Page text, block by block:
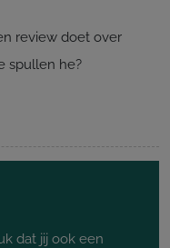
review doet over
spullen he?
dat jij ook een